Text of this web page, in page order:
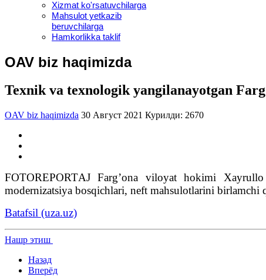
Xizmat ko'rsatuvchilarga
Mahsulot yetkazib
beruvchilarga
Hamkorlikka taklif
OAV biz haqimizda
Texnik va texnologik yangilanayotgan
OAV biz haqimizda 30 Август 2021 Курилди: 2670
FOTOREPORTАJ Fargʼona viloyat hokimi
modernizatsiya bosqichlari, neft mahsulotlarini
Batafsil (uza.uz)
Нашр этиш
Назад
Вперёд